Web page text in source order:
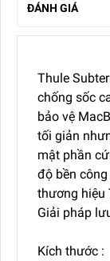
ĐÁNH GIÁ
Thule
chống sốc
bảo vệ
tối giản
mật phần
độ bền
thương hiệu
Giải pháp
Kích thước :